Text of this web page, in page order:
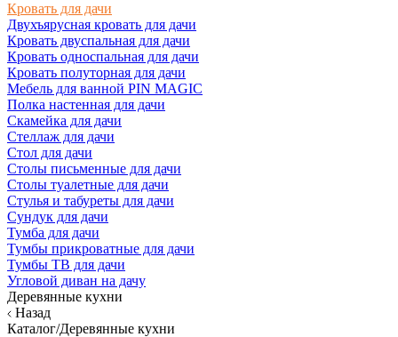
Кровать для дачи
Двухъярусная кровать для дачи
Кровать двуспальная для дачи
Кровать односпальная для дачи
Кровать полуторная для дачи
Мебель для ванной PIN MAGIC
Полка настенная для дачи
Скамейка для дачи
Стеллаж для дачи
Стол для дачи
Столы письменные для дачи
Столы туалетные для дачи
Стулья и табуреты для дачи
Сундук для дачи
Тумба для дачи
Тумбы прикроватные для дачи
Тумбы ТВ для дачи
Угловой диван на дачу
Деревянные кухни
Назад
Каталог/Деревянные кухни